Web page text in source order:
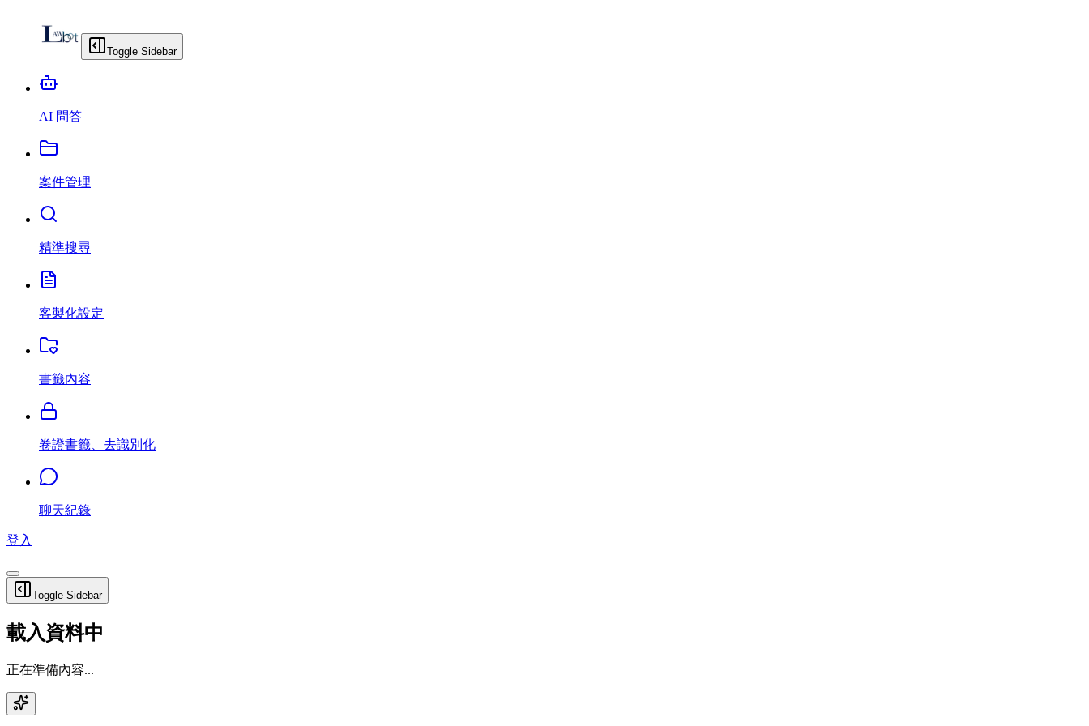
Toggle Sidebar
AI 問答
案件管理
精準搜尋
客製化設定
書籤內容
卷證書籤、去識別化
聊天紀錄
登入
Toggle Sidebar
載入資料中
正在準備內容...